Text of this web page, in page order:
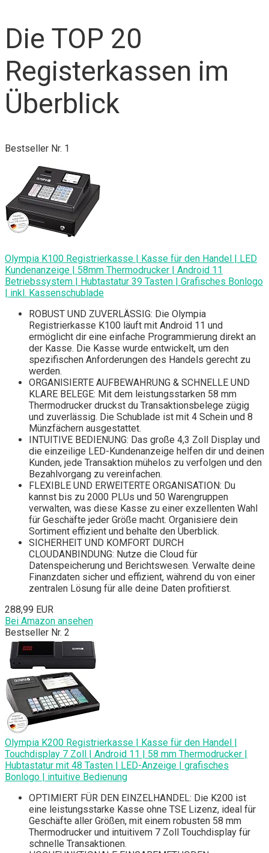
Die TOP 20
Registerkassen im
Überblick
Bestseller Nr. 1
Olympia K100 Registrierkasse | Kasse für den Handel | LED
Kundenanzeige | 58mm Thermodrucker | Android 11
Betriebssystem | Hubtastatur 39 Tasten | Grafisches Bonlogo
| inkl. Kassenschublade
ROBUST UND ZUVERLÄSSIG: Die Olympia
Registrierkasse K100 läuft mit Android 11 und
ermöglicht dir eine einfache Programmierung direkt an
der Kasse. Die Kasse wurde entwickelt, um den
spezifischen Anforderungen des Handels gerecht zu
werden.
ORGANISIERTE AUFBEWAHRUNG & SCHNELLE UND
KLARE BELEGE: Mit dem leistungsstarken 58 mm
Thermodrucker druckst du Transaktionsbelege zügig
und zuverlässig. Die Schublade ist mit 4 Schein und 8
Münzfächern ausgestattet.
INTUITIVE BEDIENUNG: Das große 4,3 Zoll Display und
die einzeilige LED-Kundenanzeige helfen dir und deinen
Kunden, jede Transaktion mühelos zu verfolgen und den
Bezahlvorgang zu vereinfachen.
FLEXIBLE UND ERWEITERTE ORGANISATION: Du
kannst bis zu 2000 PLUs und 50 Warengruppen
verwalten, was diese Kasse zu einer exzellenten Wahl
für Geschäfte jeder Größe macht. Organisiere dein
Sortiment effizient und behalte den Überblick.
SICHERHEIT UND KOMFORT DURCH
CLOUDANBINDUNG: Nutze die Cloud für
Datenspeicherung und Berichtswesen. Verwalte deine
Finanzdaten sicher und effizient, während du von einer
zentralen Lösung für alle deine Daten profitierst.
288,99 EUR
Bei Amazon ansehen
Bestseller Nr. 2
Olympia K200 Registrierkasse | Kasse für den Handel |
Touchdisplay 7 Zoll | Android 11 | 58 mm Thermodrucker |
Hubtastatur mit 48 Tasten | LED-Anzeige | grafisches
Bonlogo | intuitive Bedienung
OPTIMIERT FÜR DEN EINZELHANDEL: Die K200 ist
eine leistungsstarke Kasse ohne TSE Lizenz, ideal für
Geschäfte aller Größen, mit einem robusten 58 mm
Thermodrucker und intuitivem 7 Zoll Touchdisplay für
schnelle Transaktionen.